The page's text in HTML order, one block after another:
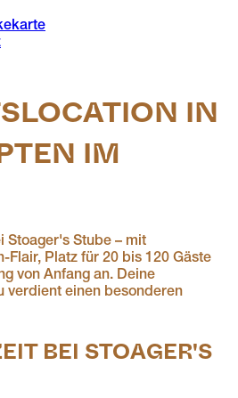
IN
IM A
Stoager's Stube – mit
Flair, Platz für 20 bis 120 Gäste
von Anfang an. Deine
verdient einen besonderen
BEI STOAGER'S